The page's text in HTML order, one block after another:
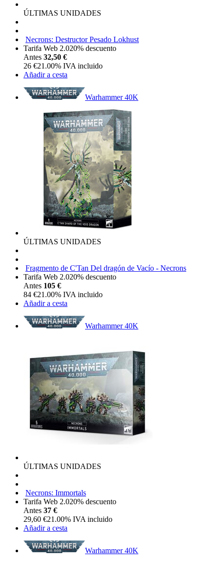
ÚLTIMAS UNIDADES
Necrons: Destructor Pesado Lokhust
Tarifa Web 2.020% descuento
Antes 32,50 €
26 €21.00% IVA incluido
Añadir a cesta
Warhammer 40K
ÚLTIMAS UNIDADES
Fragmento de C'Tan Del dragón de Vacío - Necrons
Tarifa Web 2.020% descuento
Antes 105 €
84 €21.00% IVA incluido
Añadir a cesta
Warhammer 40K
ÚLTIMAS UNIDADES
Necrons: Immortals
Tarifa Web 2.020% descuento
Antes 37 €
29,60 €21.00% IVA incluido
Añadir a cesta
Warhammer 40K